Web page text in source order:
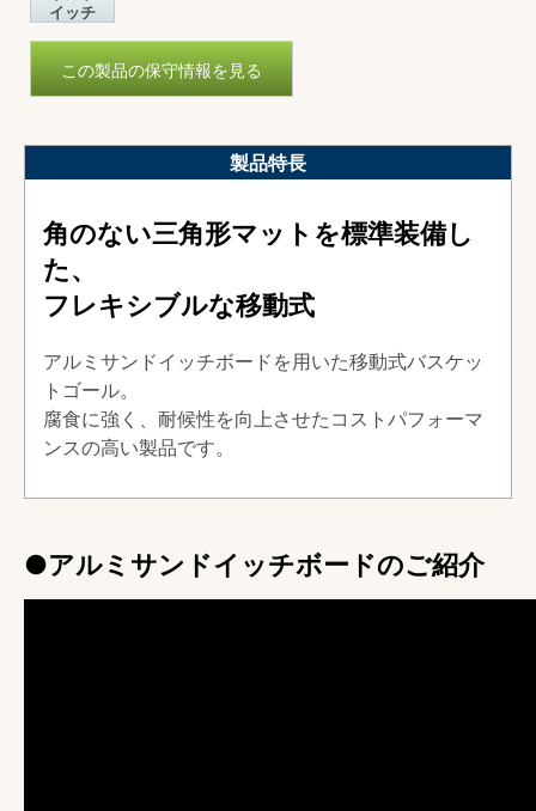
イッチ
この製品の保守情報を見る
製品特長
角のない三角形マットを標準装備し
た、
フレキシブルな移動式
アルミサンドイッチボードを用いた移動式バスケッ
トゴール。
腐食に強く、耐候性を向上させたコストパフォーマ
ンスの高い製品です。
●アルミサンドイッチボードのご紹介